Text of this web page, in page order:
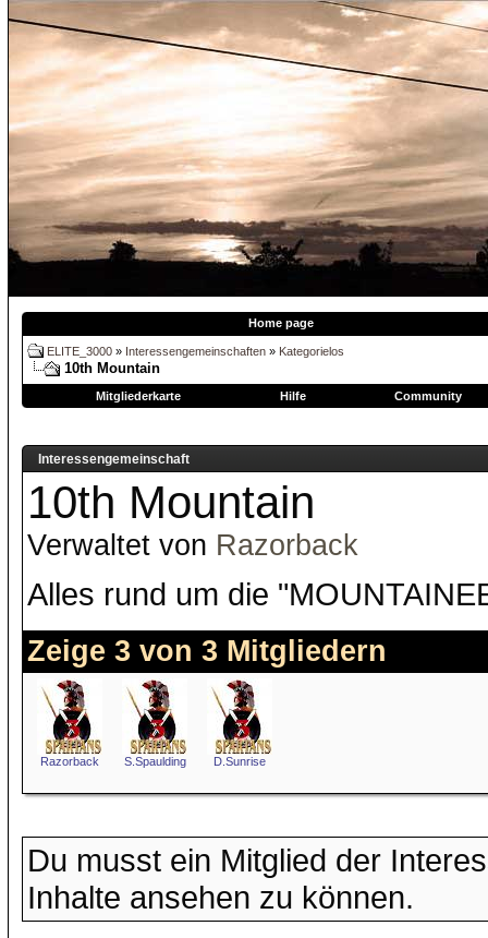
Home page
ELITE_3000 » Interessengemeinschaften » Kategorielos
10th Mountain
Mitgliederkarte Hilfe Community
Interessengemeinschaft
10th Mountain
Verwaltet von Razorback
Alles rund um die
Zeige 3 von 3 Mitgliedern
Razorback S.Spaulding D.Sunrise
Du musst ein Mitglied der
Inhalte ansehen zu können.